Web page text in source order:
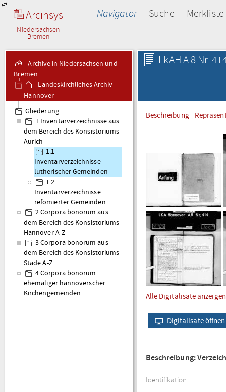
Arcinsys
Niedersachsen
Bremen
Navigator Suche Merkliste
Archive in Niedersachsen und
Bremen
Landeskirchliches Archiv
Hannover
Gliederung
1 Inventarverzeichnisse aus
dem Bereich des Konsistoriums
Aurich
1.1
Inventarverzeichnisse
lutherischer Gemeinden
1.2
Inventarverzeichnisse
refomierter Gemeinden
2 Corpora bonorum aus
dem Bereich des Konsistoriums
Hannover A-Z
3 Corpora bonorum aus
dem Bereich des Konsistoriums
Stade A-Z
4 Corpora bonorum
ehemaliger hannoverscher
Kirchengemeinden
LkAH A 8 Nr.
Beschreibung-
Alle Digitalisate
Digitalisate öffnen
Beschreibung:
Identifikation